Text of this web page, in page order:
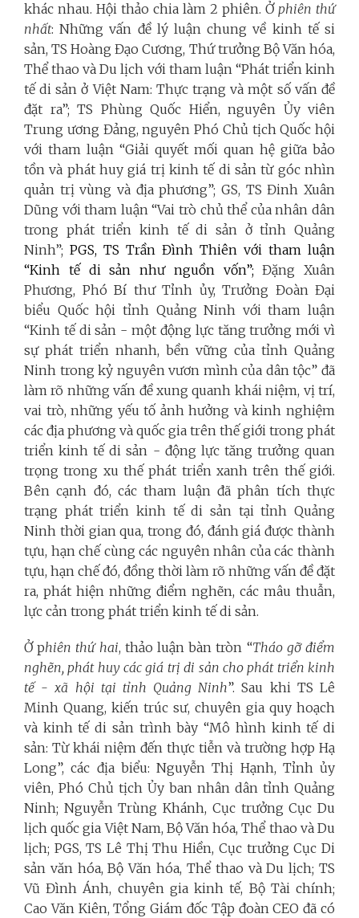
khác nhau. Hội thảo chia làm 2 phiên. Ởphiên thứ
nhất: Những vấn đề lý luận chung về kinh tế si
sản, TS Hoàng Đạo Cương, Thứ trưởng Bộ Văn hóa,
Thể thao và Du lịch với tham luận “Phát triển kinh
tế di sản ở Việt Nam: Thực trạng và một số vấn đề
đặt ra”; TS Phùng Quốc Hiển, nguyên Ủy viên
Trung ương Đảng, nguyên Phó Chủ tịch Quốc hội
với tham luận “Giải quyết mối quan hệ giữa bảo
tồn và phát huy giá trị kinh tế di sản từ góc nhìn
quản trị vùng và địa phương”; GS, TS Đinh Xuân
Dũng với tham luận “Vai trò chủ thể của nhân dân
trong phát triển kinh tế di sản ở tỉnh Quảng
Ninh”; PGS, TS Trần Đình Thiên với tham luận
“Kinh tế di sản như nguồn vốn”;Đặng Xuân
Phương, Phó Bí thư Tỉnh ủy, Trưởng Đoàn Đại
biểu Quốc hội tỉnh Quảng Ninh với tham luận
“Kinh tế di sản - một động lực tăng trưởng mới vì
sự phát triển nhanh, bền vững của tỉnh Quảng
Ninh trong kỷ nguyên vươn mình của dân tộc” đã
làm rõ những vấn đề xung quanh khái niệm, vị trí,
vai trò, những yếu tố ảnh hưởng và kinh nghiệm
các địa phương và quốc gia trên thế giới trong phát
triển kinh tế di sản - động lực tăng trưởng quan
trọng trong xu thế phát triển xanh trên thế giới.
Bên cạnh đó, các tham luận đã phân tích thực
trạng phát triển kinh tế di sản tại tỉnh Quảng
Ninh thời gian qua, trong đó, đánh giá được thành
tựu, hạn chế cùng các nguyên nhân của các thành
tựu, hạn chế đó, đồng thời làm rõ những vấn đề đặt
ra, phát hiện những điểm nghẽn, các mâu thuẫn,
lực cản trong phát triển kinh tế di sản.
Ở phiên thứ hai, thảo luận bàn tròn “Tháo gỡ điểm
nghẽn, phát huy các giá trị di sản cho phát triển kinh
tế - xã hội tại tỉnh Quảng Ninh”. Sau khi TS Lê
Minh Quang, kiến trúc sư, chuyên gia quy hoạch
và kinh tế di sản trình bày “Mô hình kinh tế di
sản: Từ khái niệm đến thực tiễn và trường hợp Hạ
Long”, các địa biểu: Nguyễn Thị Hạnh, Tỉnh ủy
viên, Phó Chủ tịch Ủy ban nhân dân tỉnh Quảng
Ninh; Nguyễn Trùng Khánh, Cục trưởng Cục Du
lịch quốc gia Việt Nam, Bộ Văn hóa, Thể thao và Du
lịch; PGS, TS Lê Thị Thu Hiền, Cục trưởng Cục Di
sản văn hóa, Bộ Văn hóa, Thể thao và Du lịch; TS
Vũ Đình Ánh, chuyên gia kinh tế, Bộ Tài chính;
Cao Văn Kiên, Tổng Giám đốc Tập đoàn CEO đã có